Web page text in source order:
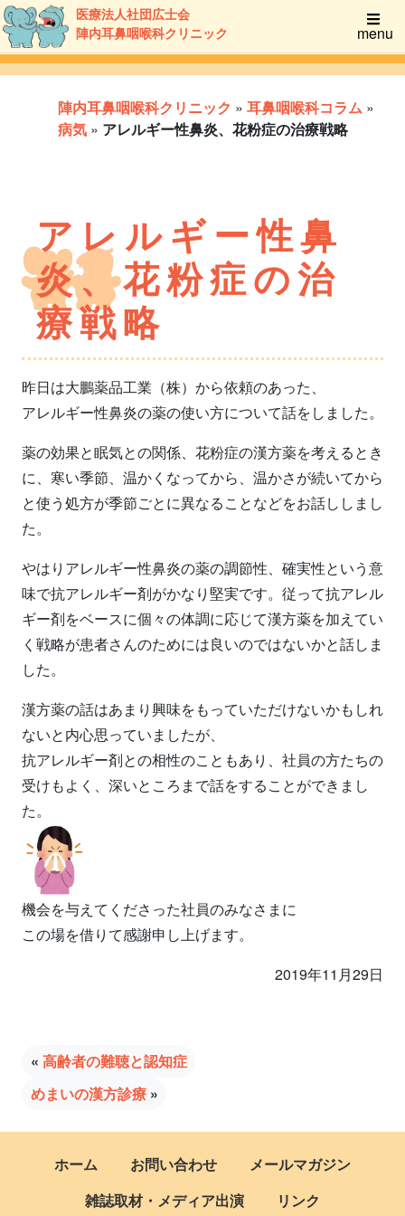
医療法人社団広士会
陣内耳鼻咽喉科クリニック
menu
陣内耳鼻咽喉科クリニック » 耳鼻咽喉科コラム »
病気 » アレルギー性鼻炎、花粉症の治療戦略
アレルギー性鼻
炎、花粉症の治
療戦略
昨日は大鵬薬品工業（株）から依頼のあった、
アレルギー性鼻炎の薬の使い方について話をしました。
薬の効果と眠気との関係、花粉症の漢方薬を考えるとき
に、寒い季節、温かくなってから、温かさが続いてから
と使う処方が季節ごとに異なることなどをお話ししまし
た。
やはりアレルギー性鼻炎の薬の調節性、確実性という意
味で抗アレルギー剤がかなり堅実です。従って抗アレル
ギー剤をベースに個々の体調に応じて漢方薬を加えてい
く戦略が患者さんのためには良いのではないかと話しま
した。
漢方薬の話はあまり興味をもっていただけないかもしれ
ないと内心思っていましたが、
抗アレルギー剤との相性のこともあり、社員の方たちの
受けもよく、深いところまで話をすることができまし
た。
機会を与えてくださった社員のみなさまに
この場を借りて感謝申し上げます。
2019年11月29日
« 高齢者の難聴と認知症
めまいの漢方診療»
ホーム お問い合わせ
メールマガジン
雑誌取材・メディア出演
リンク